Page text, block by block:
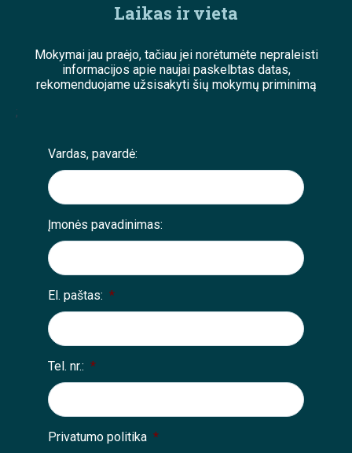
Laikas ir vieta
Mokymai jau praėjo, tačiau jei norėtumėte nepraleisti
informacijos apie naujai paskelbtas datas,
rekomenduojame užsisakyti šių mokymų priminimą
;
Vardas, pavardė:
Įmonės pavadinimas:
El. paštas: *
Tel. nr.: *
Privatumo politika *